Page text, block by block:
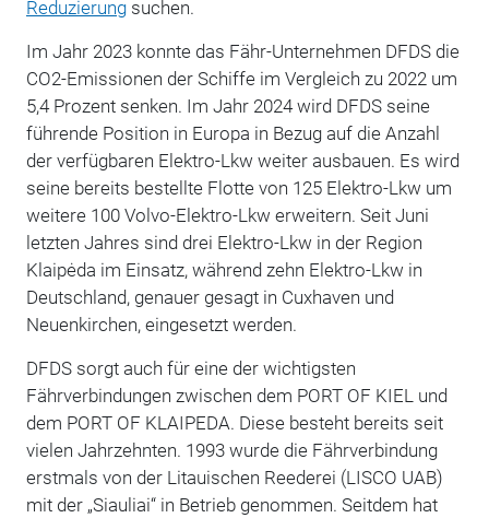
Reduzierungsuchen.
Im Jahr 2023 konnte das Fähr-Unternehmen DFDS die
CO2-Emissionen der Schiffe im Vergleich zu 2022 um
5,4 Prozent senken. Im Jahr 2024 wird DFDS seine
führende Position in Europa in Bezug auf die Anzahl
der verfügbaren Elektro-Lkw weiter ausbauen. Es wird
seine bereits bestellte Flotte von 125 Elektro-Lkw um
weitere 100 Volvo-Elektro-Lkw erweitern. Seit Juni
letzten Jahres sind drei Elektro-Lkw in der Region
Klaipėda im Einsatz, während zehn Elektro-Lkw in
Deutschland, genauer gesagt in Cuxhaven und
Neuenkirchen, eingesetzt werden.
DFDS sorgt auch für eine der wichtigsten
Fährverbindungen zwischen dem PORT OF KIEL und
dem PORT OF KLAIPEDA. Diese besteht bereits seit
vielen Jahrzehnten. 1993 wurde die Fährverbindung
erstmals von der Litauischen Reederei (LISCO UAB)
mit der „Siauliai“ in Betrieb genommen. Seitdem hat